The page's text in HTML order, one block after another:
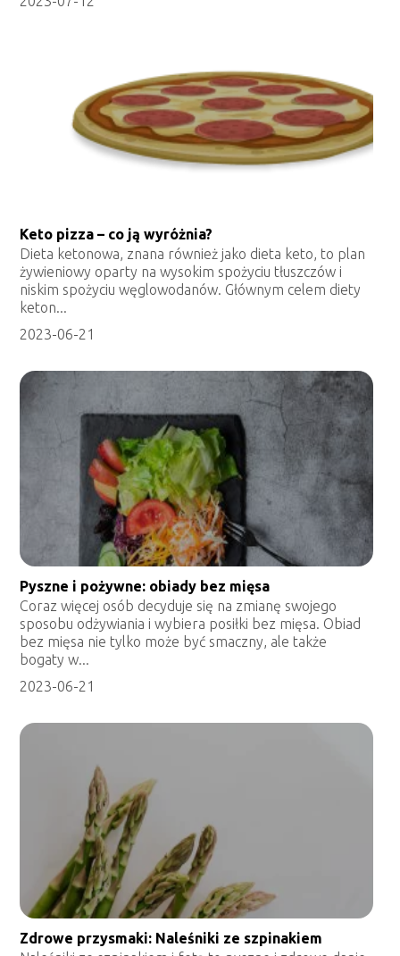
Keto pizza – co ją wyróżnia?
Dieta ketonowa, znana również jako dieta keto, to plan
żywieniowy oparty na wysokim spożyciu tłuszczów i
niskim spożyciu węglowodanów. Głównym celem diety
keton...
2023-06-21
Pyszne i pożywne: obiady bez mięsa
Coraz więcej osób decyduje się na zmianę swojego
sposobu odżywiania i wybiera posiłki bez mięsa. Obiad
bez mięsa nie tylko może być smaczny, ale także
bogaty w...
2023-06-21
Zdrowe przysmaki: Naleśniki ze szpinakiem